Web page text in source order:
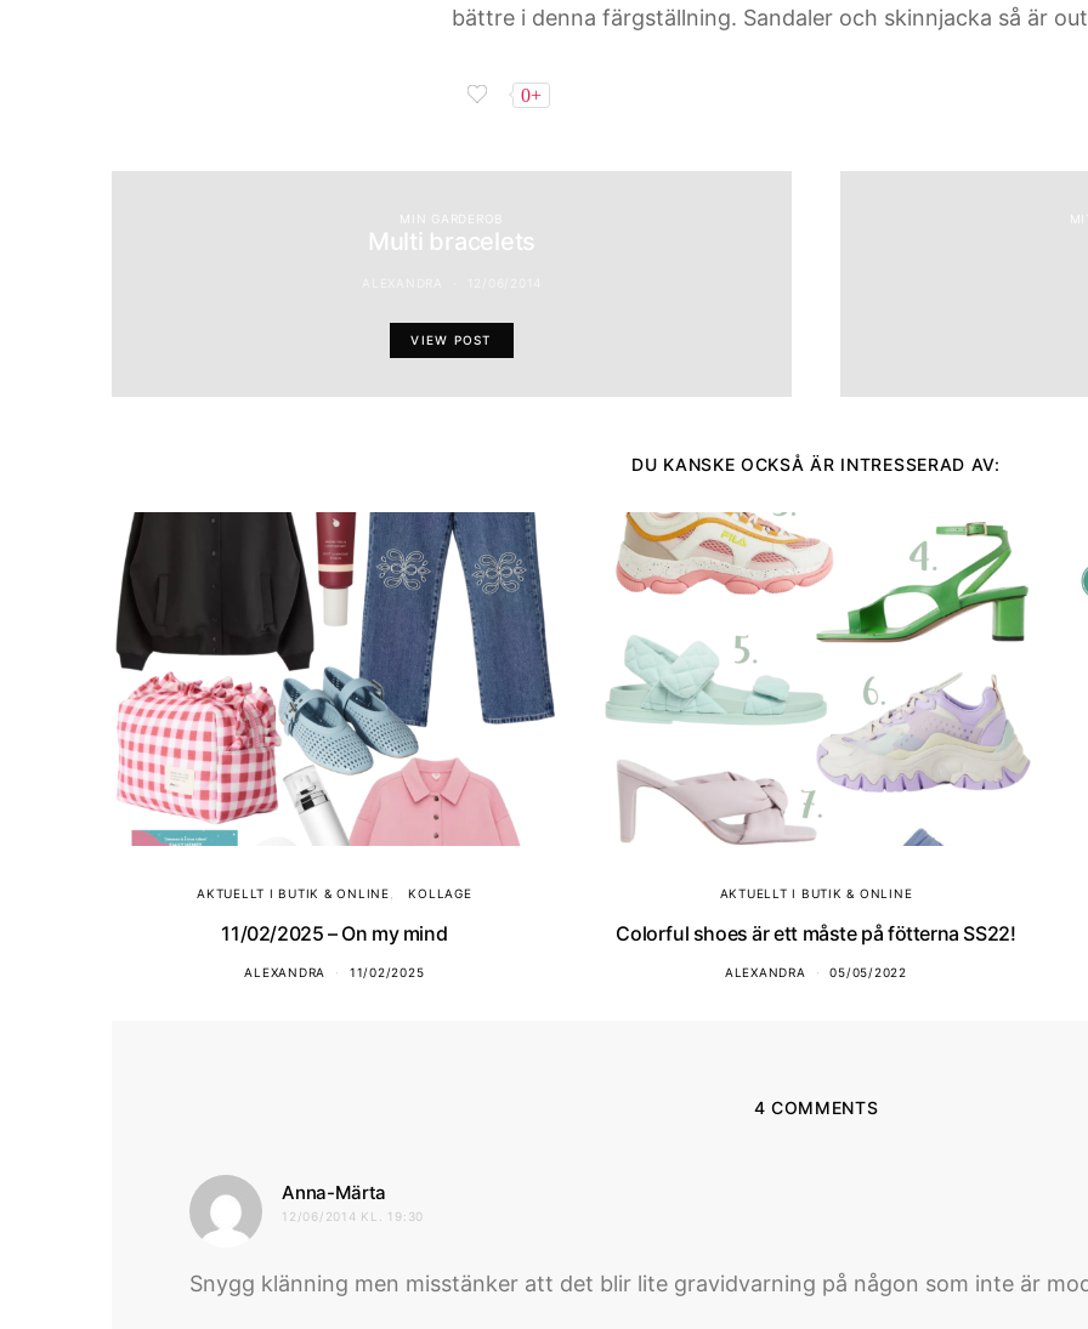
bättre i denna färgställning. Sandaler och skinnjacka så är
0+
MIN GARDEROB
Multi bracelets
VIEW POST
DU KANSKE OCKSÅ ÄR INTRESSERAD AV:
AKTUELLT I BUTIK & ONLINE KOLLAGE
11/02/2025 – On my mind
ALEXANDRA 11/02/2025
AKTUELLT I BUTIK & ONLINE
Colorful shoes är ett måste på fötterna SS22!
ALEXANDRA 05/05/2022
4 COMMENTS
Anna-Märta
12/06/2014 KL. 19:30
Snygg klänning men misstänker att det blir lite gravidvarning på någon som inte är